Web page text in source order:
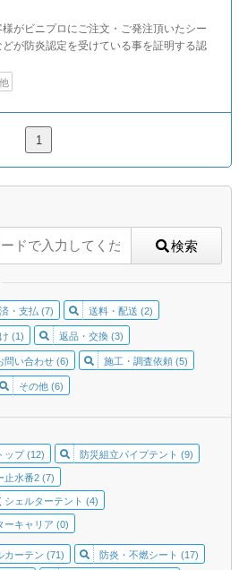
がビニプロにご注文・ご発注頂いたシー
どが防炎認定を受けている事を証明する認
1
検索
・支払 (7) 送料・配送 (2)
(1) 返品・交換 (3)
問い合わせ (6) 施工・調査依頼 (5)
その他 (6)
ップ (12) 防災組立パイプテント (9)
止水番2 (7)
シェルターテント (4)
ーキャリア (0)
カーテン (71) 防炎・不燃シート (17)